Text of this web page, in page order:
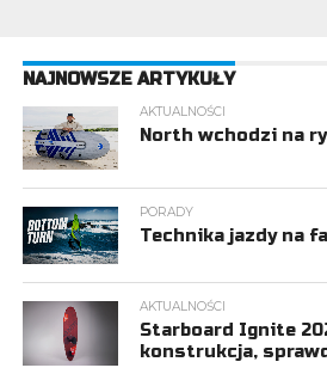
NAJNOWSZE ARTYKUŁY
AKTUALNOŚCI
North wchodzi na
PORADY
Technika jazdy na
AKTUALNOŚCI
Starboard Ignite
konstrukcja,